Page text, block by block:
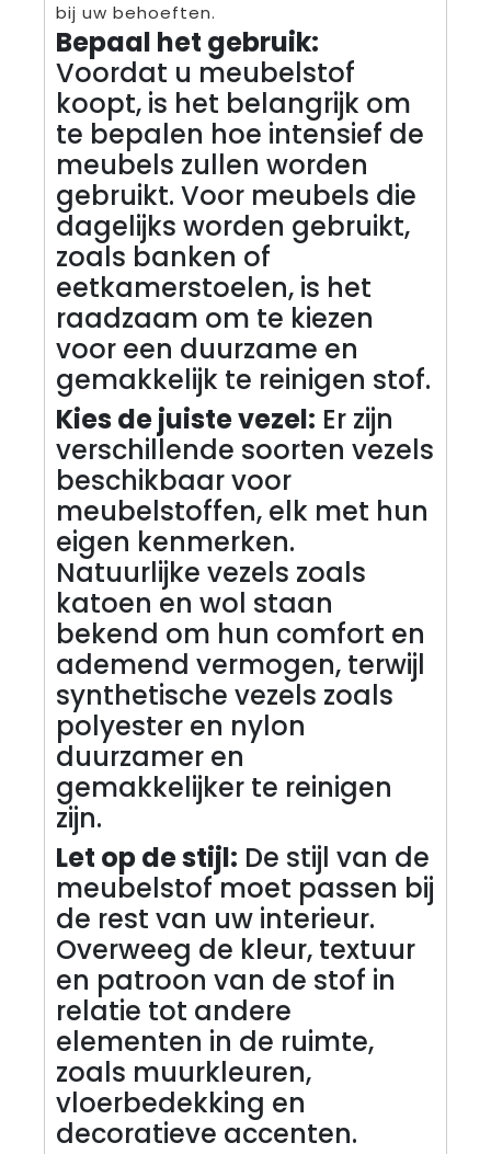
bij uw behoeften.
Bepaal het gebruik:
Voordat u meubelstof
koopt, is het belangrijk om
te bepalen hoe intensief de
meubels zullen worden
gebruikt. Voor meubels die
dagelijks worden gebruikt,
zoals banken of
eetkamerstoelen, is het
raadzaam om te kiezen
voor een duurzame en
gemakkelijk te reinigen stof.
Kies de juiste vezel: Er zijn
verschillende soorten vezels
beschikbaar voor
meubelstoffen, elk met hun
eigen kenmerken.
Natuurlijke vezels zoals
katoen en wol staan
bekend om hun comfort en
ademend vermogen, terwijl
synthetische vezels zoals
polyester en nylon
duurzamer en
gemakkelijker te reinigen
zijn.
Let op de stijl: De stijl van de
meubelstof moet passen bij
de rest van uw interieur.
Overweeg de kleur, textuur
en patroon van de stof in
relatie tot andere
elementen in de ruimte,
zoals muurkleuren,
vloerbedekking en
decoratieve accenten.